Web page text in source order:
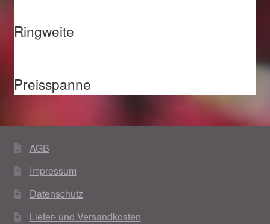
Ringweite
Preisspanne
AGB
Impressum
Datenschutz
Liefer- und Versandkosten